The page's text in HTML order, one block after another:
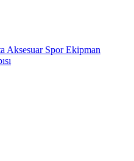
Aksesuar Spor Ekipman